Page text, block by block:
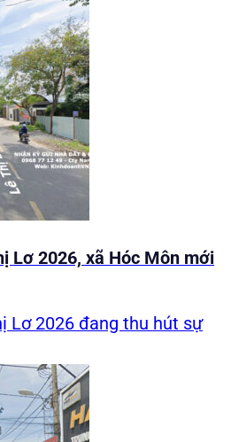
Lơ 2026, xã Hóc Môn mới
Lơ 2026 đang thu hút sự